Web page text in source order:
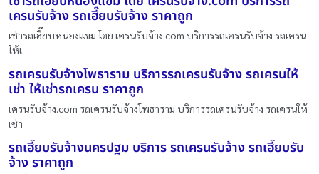
เครนรับจ้าง รถเฮี๊ยบรับจ้าง ราคาถูก
เช่ารถเฮี๊ยบหนองแขม โดย เครนรับจ้าง.com บริการรถเครนรับจ้าง รถเครน
ให้เ
รถเครนรับจ้างโพธาราม บริการรถเครนรับจ้าง รถเครนให้
เช่า ให้เช่ารถเครน ราคาถูก
เครนรับจ้าง.com รถเครนรับจ้างโพธาราม บริการรถเครนรับจ้าง รถเครนให้
เช่า
รถเฮี๊ยบรับจ้างนครปฐม บริการ รถเครนรับจ้าง รถเฮี๊ยบรับ
จ้าง ราคาถูก